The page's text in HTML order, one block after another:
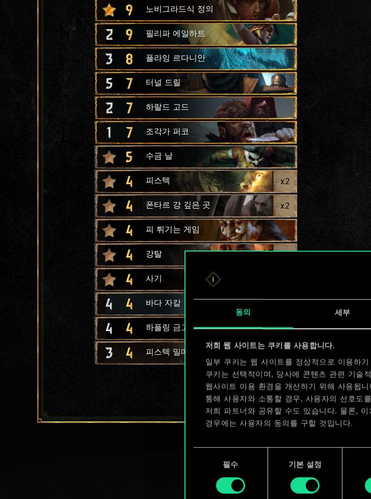
동의 세부
저희 웹 사이트는 쿠키를 사용합니다.
일부 쿠키는 웹 사이트를 정상적으로 이용하
쿠키는 선택적이며, 당사에 콘텐츠 관련 기술
웹사이트 이용 환경을 개선하기 위해 사용됩
통해 사용자와 소통할 경우, 사용자의 선호도
저희 파트너와 공유할 수도 있습니다. 물론,
경우에는 사용자의 동의를 구할 것입니다.
쿠키 사용에 관한 세부 사항이나 관련 설정은
확인할 수 있습니다.
필수 기본 설정
9 노비그라드식 정의
2 9 필리파 에일하트
3 8 플라잉 르다니안
5 7 터널 드릴
2 7 하랄드 고드
1 7 조각가 퍼코
5 수금 날
4 피스텍 x2
4 폰타르 강 깊은 곳 x2
4 피 튀기는 게임
4 강탈 x2
4 사기
4 4 바다 자칼
4 4 하플링 금고털이범 x2
3 4 피스텍 밀매상